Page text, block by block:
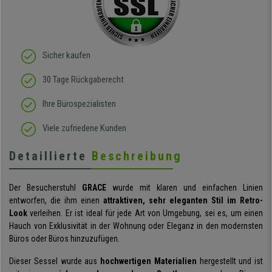
elastisches Gewebe passt
sich der
Körperbewegung an.
Klare Kaufempfehlung!
Sicher kaufen
30 Tage Rückgaberecht
Ihre Bürospezialisten
Viele zufriedene Kunden
Detaillierte Beschreibung
Der Besucherstuhl GRACE wurde mit klaren und einfachen Linien
entworfen, die ihm einen attraktiven, sehr eleganten Stil im Retro-
Look verleihen. Er ist ideal für jede Art von Umgebung, sei es, um einen
Hauch von Exklusivität in der Wohnung oder Eleganz in den modernsten
Büros oder Büros hinzuzufügen.
Dieser Sessel wurde aus hochwertigen Materialien hergestellt und ist